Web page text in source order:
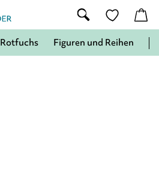
Rotfuchs Figuren und Reihen